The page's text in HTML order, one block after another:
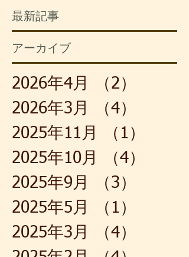
実験装置とか、リニアモータ
ーカーの浮上装置のような物
です。これは最先端の部署で
学ぶようにと、担当課長の配
慮によるものです。それで
も、わたし自身は、連日の単
調な作業に飽き飽きしていま
した。
最新記事
アーカイブ
2026年4月 （2）
2026年3月
（4）
2025年11月
（1）
2025年10月
（4）
2025年9月
（3）
2025年5月
（1）
2025年3月
（4）